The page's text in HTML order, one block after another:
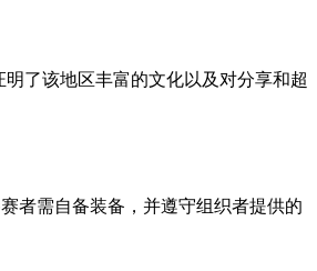
了该地区丰富的文化以及对分享和超
者需自备装备，并遵守组织者提供的